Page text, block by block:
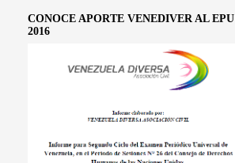
CONOCE APORTE VENEDIVER AL EPU
2016